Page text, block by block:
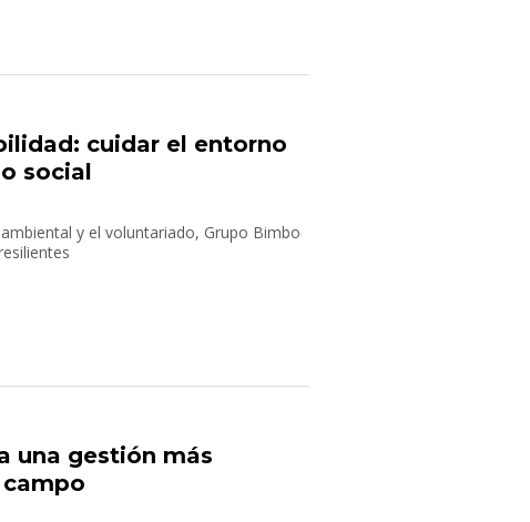
cuidar el entorno
social
y el voluntariado, Grupo Bimbo
una gestión más